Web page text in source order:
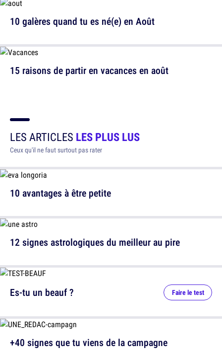
10 galères quand tu es né(e) en Août
15 raisons de partir en vacances en août
LES ARTICLES LES PLUS LUS
Ceux qu'il ne faut surtout pas rater
10 avantages à être petite
12 signes astrologiques du meilleur au pire
Es-tu un beauf ? Faire le test
+40 signes que tu viens de la campagne